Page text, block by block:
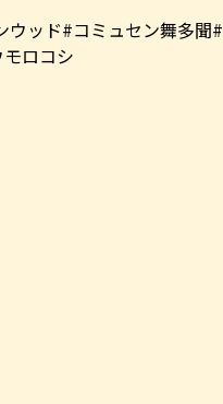
ッド#コミュセン舞多聞#
ロコシ